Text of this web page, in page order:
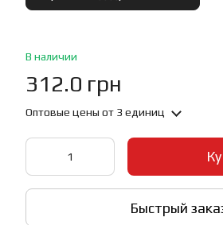
В наличии
312.0 грн
Оптовые цены от 3 единиц
Быстрый